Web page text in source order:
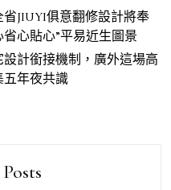
省JIUYI俱意翻修設計將奉
心貼心”平易近生圖景
計銜接機制，廣外這場高
五年夜共識